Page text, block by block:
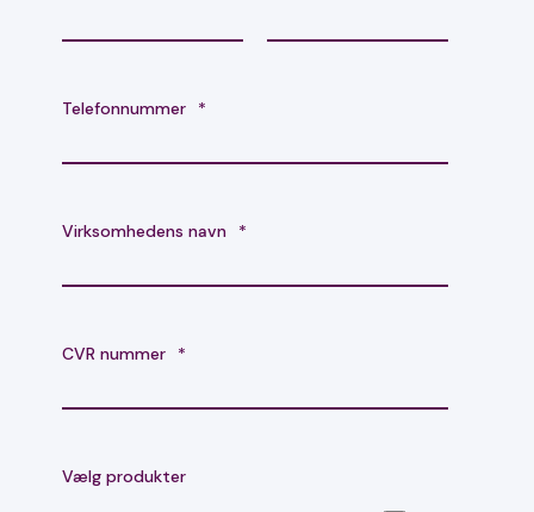
Telefonnummer *
Virksomhedens navn *
CVR nummer *
Vælg produkter